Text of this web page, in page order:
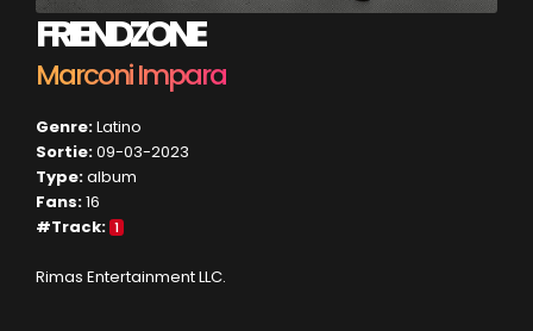
FRIENDZONE
Marconi Impara
Genre:Latino
Sortie:09-03-2023
Type:album
Fans:16
#Track: 1
Rimas Entertainment LLC.